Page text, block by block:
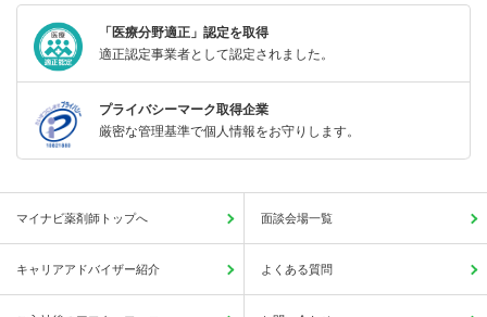
「医療分野適正」認定を取得
適正認定事業者として認定されました。
プライバシーマーク取得企業
厳密な管理基準で個人情報をお守りします。
マイナビ薬剤師トップへ 面談会場一覧
キャリアアドバイザー紹介 よくある質問